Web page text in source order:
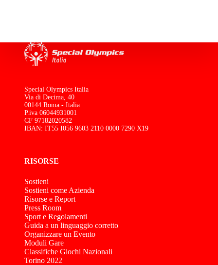
Special Olympics Italia
Via di Decima, 40
00144 Roma - Italia
P.iva 06044931001
CF 97182020582
IBAN: IT55 I056 9603 2110 0000 7290 X19
RISORSE
Sostieni
Sostieni come Azienda
Risorse e Report
Press Room
Sport e Regolamenti
Guida a un linguaggio corretto
Organizzare un Evento
Moduli Gare
Classifiche Giochi Nazionali
Torino 2022